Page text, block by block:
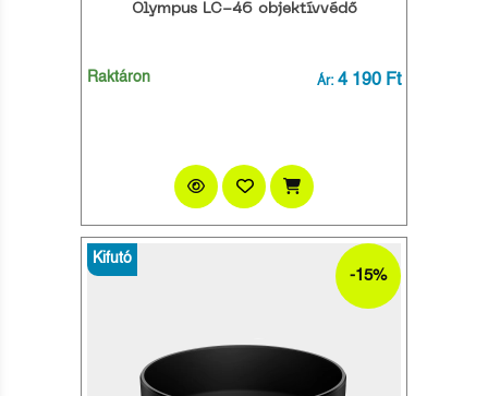
Olympus LC-46 objektívvédő
Raktáron Ár: 4 190 Ft
Kifutó
-15%